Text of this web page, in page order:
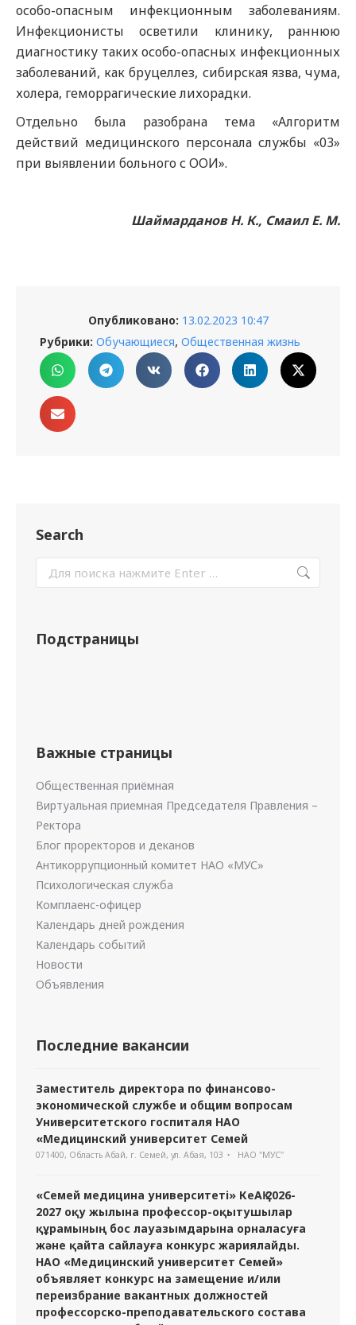
особо-опасным инфекционным заболеваниям.
Инфекционисты осветили клинику, раннюю
диагностику таких особо-опасных инфекционных
заболеваний, как бруцеллез, сибирская язва, чума,
холера, геморрагические лихорадки.
Отдельно была разобрана тема «Алгоритм
действий медицинского персонала службы «03»
при выявлении больного с ООИ».
Шаймарданов Н. К., Смаил Е. М.
Опубликовано: 13.02.2023 10:47
Рубрики: Обучающиеся, Общественная жизнь
Search
Подстраницы
Важные страницы
Общественная приёмная
Виртуальная приемная Председателя Правления –
Ректора
Блог проректоров и деканов
Антикоррупционный комитет НАО «МУС»
Психологическая служба
Комплаенс-офицер
Календарь дней рождения
Календарь событий
Новости
Объявления
Последние вакансии
Заместитель директора по финансово-
экономической службе и общим вопросам
Университетского госпиталя НАО
«Медицинский университет Семей
071400, Область Абай, г. Семей, ул. Абая, 103 НАО "МУС"
«Семей медицина университеті» КеАҚ 2026-
2027 оқу жылына профессор-оқытушылар
құрамының бос лауазымдарына орналасуға
және қайта сайлауға конкурс жариялайды.
НАО «Медицинский университет Семей»
объявляет конкурс на замещение и/или
переизбрание вакантных должностей
профессорско-преподавательского состава